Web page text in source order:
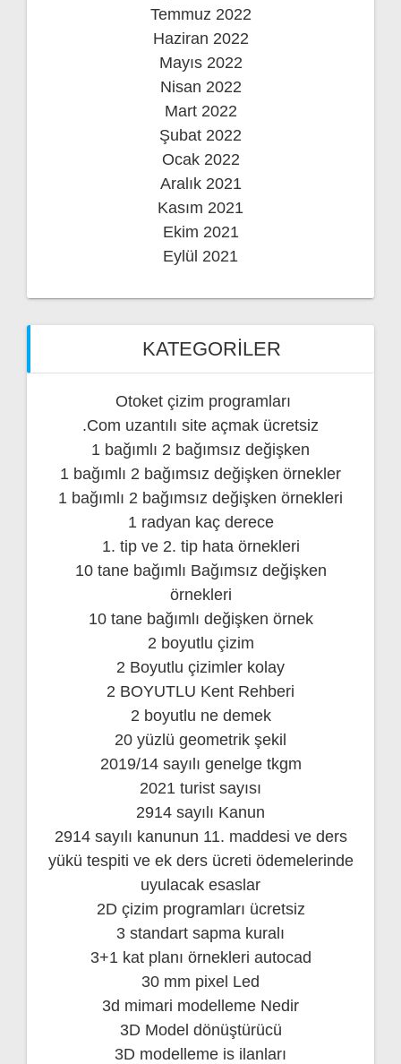
Temmuz 2022
Haziran 2022
Mayıs 2022
Nisan 2022
Mart 2022
Şubat 2022
Ocak 2022
Aralık 2021
Kasım 2021
Ekim 2021
Eylül 2021
KATEGORILER
Otoket çizim programları
.Com uzantılı site açmak ücretsiz
1 bağımlı 2 bağımsız değişken
1 bağımlı 2 bağımsız değişken örnekler
1 bağımlı 2 bağımsız değişken örnekleri
1 radyan kaç derece
1. tip ve 2. tip hata örnekleri
10 tane bağımlı Bağımsız değişken
örnekleri
10 tane bağımlı değişken örnek
2 boyutlu çizim
2 Boyutlu çizimler kolay
2 BOYUTLU Kent Rehberi
2 boyutlu ne demek
20 yüzlü geometrik şekil
2019/14 sayılı genelge tkgm
2021 turist sayısı
2914 sayılı Kanun
2914 sayılı kanunun 11. maddesi ve ders
yükü tespiti ve ek ders ücreti ödemelerinde
uyulacak esaslar
2D çizim programları ücretsiz
3 standart sapma kuralı
3+1 kat planı örnekleri autocad
30 mm pixel Led
3d mimari modelleme Nedir
3D Model dönüştürücü
3D modelleme is ilanları